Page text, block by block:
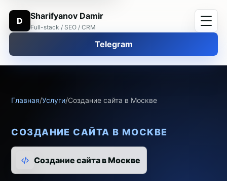
D Sharifyanov Damir
Full-stack / SEO / CRM
Telegram
Главная/Услуги/Создание сайта в Москве
СОЗДАНИЕ САЙТА В МОСКВЕ
Создание сайта в Москве